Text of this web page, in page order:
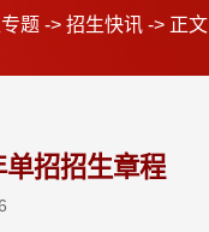
题 -> 招生快讯-> 正文
单招招生章程